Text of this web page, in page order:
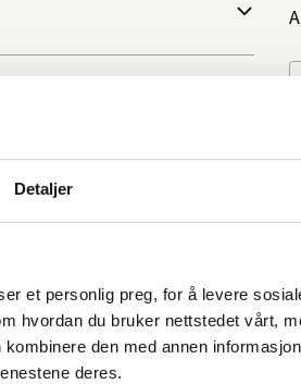
Detaljer
et personlig preg, for å levere
hvordan du bruker nettstedet vårt,
den med annen
deres.